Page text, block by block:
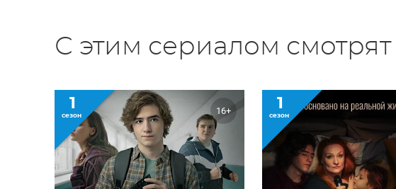
С этим сериалом смотрят
1
сезон 16+ 1
сезон